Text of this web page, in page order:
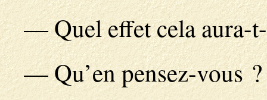
— Quel effet cela aura-
— Qu’en pensez-vous